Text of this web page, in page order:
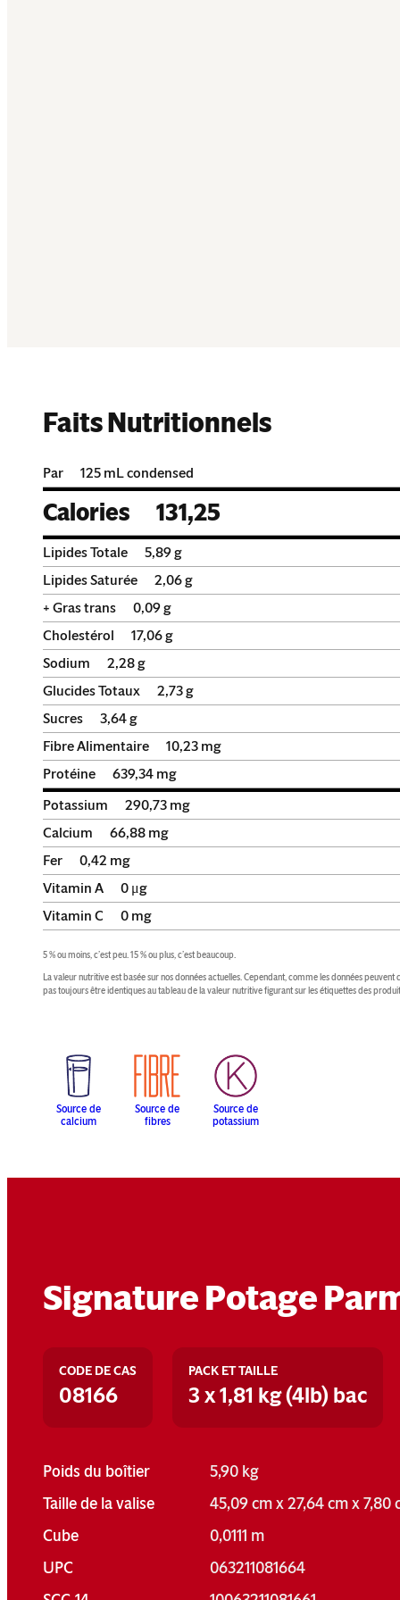
Faits Nutritionnels
Par 125 mL condensed
Calories 131,25
Lipides Totale 5,89g
Lipides Saturée
2,06g
+ Gras trans
0,09g
Cholestérol
17,06g
Sodium
2,28g
Glucides Totaux
2,73g
Sucres
3,64g
Fibre Alimentaire
10,23 mg
Protéine
639,34 mg
Potassium
290,73 mg
Calcium
66,88 mg
Fer
0,42 mg
Vitamin A
0 μg
Vitamin C
0 mg
5 % ou moins, c’est peu. 15 % ou plus, c’est beaucoup.
La valeur nutritive est basée sur nos données actuelles. Cependant, comme les données
pas toujours être identiques au tableau de la valeur nutritive figurant sur les étiquettes des
Source de
calcium
Source de
fibres
Source de
potassium
Signature Potage
CODE DE CAS
08166
PACK ET TAILLE
3 x 1,81 kg (4lb) bac
Poids du boîtier
5,90 kg
Taille de la valise
45,09 cm x 27,64 cm x 7,80
Cube
0,0111 m
UPC
063211081664